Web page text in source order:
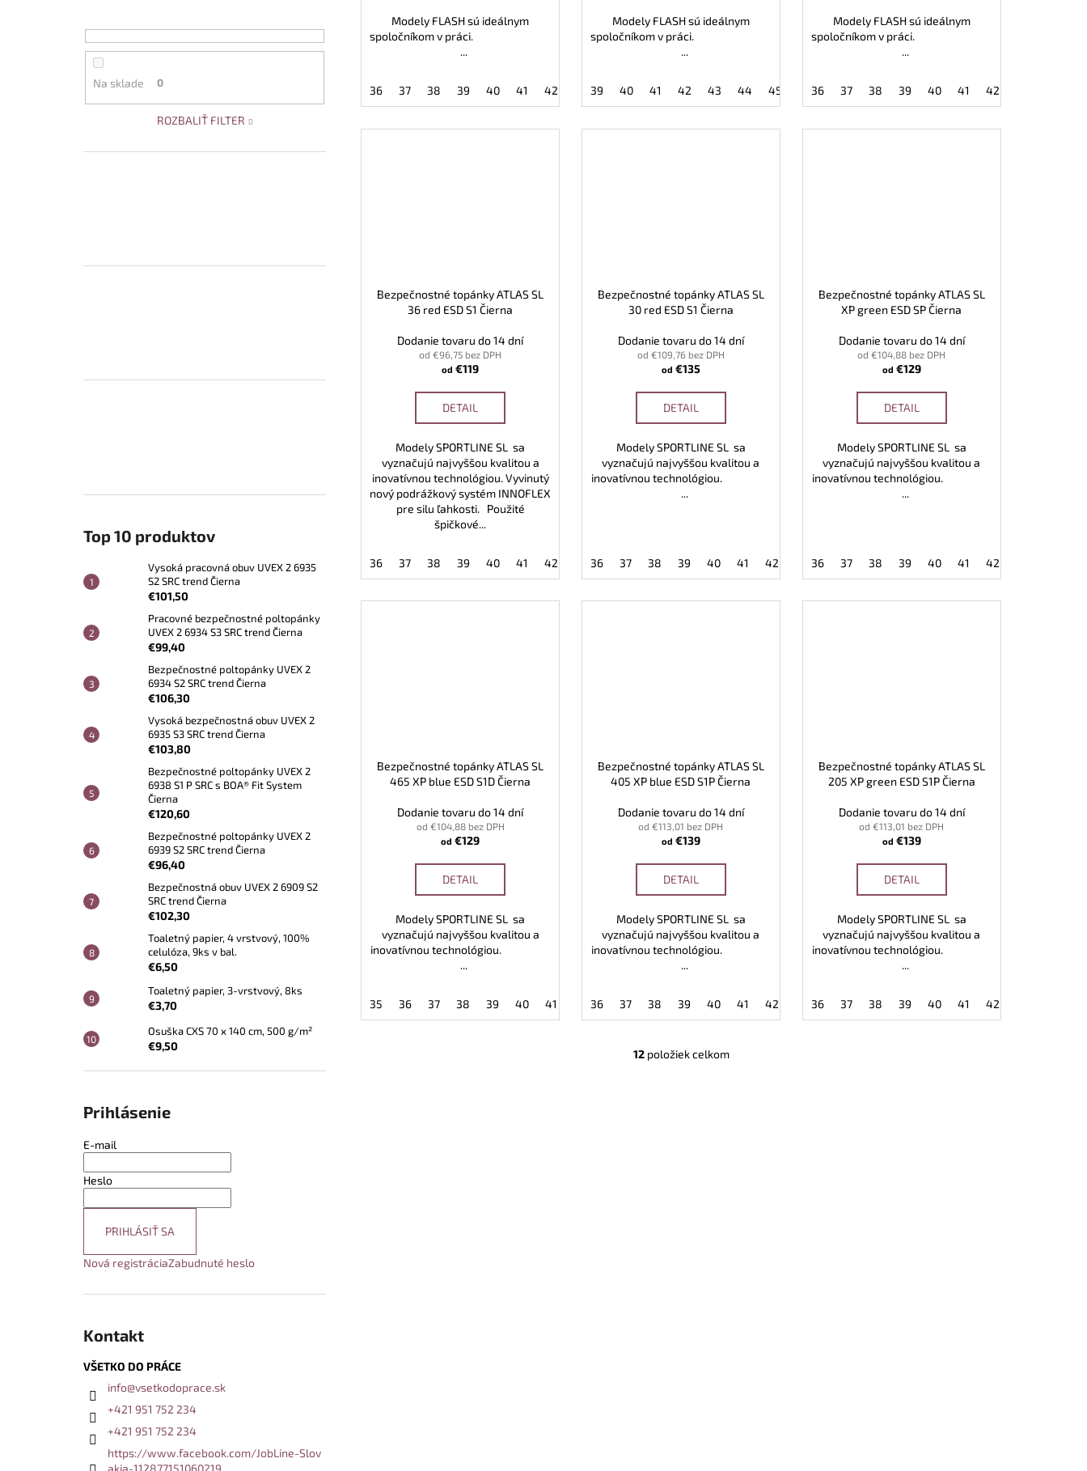
Na sklade 0
ROZBALIŤ FILTER
Top 10 produktov
Vysoká pracovná obuv UVEX 2 6935
S2 SRC trend Čierna
€101,50
Pracovné bezpečnostné poltopánky
UVEX 2 6934 S3 SRC trend Čierna
€99,40
Bezpečnostné poltopánky UVEX 2
6934 S2 SRC trend Čierna
€106,30
Vysoká bezpečnostná obuv UVEX 2
6935 S3 SRC trend Čierna
€103,80
Bezpečnostné poltopánky UVEX 2
6938 S1 P SRC s BOA® Fit System
Čierna
€120,60
Bezpečnostné poltopánky UVEX 2
6939 S2 SRC trend Čierna
€96,40
Bezpečnostná obuv UVEX 2 6909 S2
SRC trend Čierna
€102,30
Toaletný papier, 4 vrstvový, 100%
celulóza, 9ks v bal.
€6,50
Toaletný papier, 3-vrstvový, 8ks
€3,70
Osuška CXS 70 x 140 cm, 500 g/m²
€9,50
Prihlásenie
E-mail
Heslo
PRIHLÁSIŤ SA
Nová registráciaZabudnuté heslo
Kontakt
VŠETKO DO PRÁCE
info@vsetkodoprace.sk
+421 951 752 234
+421 951 752 234
https://www.facebook.com/JobLine-Slov
akia-112877151060219
Modely FLASH sú ideálnym
spoločníkom v práci.
...
36 37 38 39 40 41 42 46 47 48 49
Modely FLASH sú ideálnym
spoločníkom v práci.
...
39 40 41 42 43 44 45 46 47 48 49
Modely FLASH sú ideálnym
spoločníkom v práci.
...
36 37 38 39 40 41 42
Bezpečnostné topánky ATLAS SL
36 red ESD S1 Čierna
Dodanie tovaru do 14 dní
od €96,75 bez DPH
od €119
DETAIL
Modely SPORTLINE SL sa
vyznačujú najvyššou kvalitou a
inovatívnou technológiou. Vyvinutý
nový podrážkový systém INNOFLEX
pre silu ľahkosti. Použité
špičkové...
36 37 38 39 40 41 42 45 46 47 48 49
Bezpečnostné topánky ATLAS SL
30 red ESD S1 Čierna
Dodanie tovaru do 14 dní
od €109,76 bez DPH
od €135
DETAIL
Modely SPORTLINE SL sa
vyznačujú najvyššou kvalitou a
inovatívnou technológiou.
...
36 37 38 39 40 41 42 47 48 49
Bezpečnostné topánky ATLAS SL
XP green ESD SP Čierna
Dodanie tovaru do 14 dní
od €104,88 bez DPH
od €129
DETAIL
Modely SPORTLINE SL sa
vyznačujú najvyššou kvalitou a
inovatívnou technológiou.
...
36 37 38 39 40 41 42
Bezpečnostné topánky ATLAS SL
465 XP blue ESD S1D Čierna
Dodanie tovaru do 14 dní
od €104,88 bez DPH
od €129
DETAIL
Modely SPORTLINE SL sa
vyznačujú najvyššou kvalitou a
inovatívnou technológiou.
...
35 36 37 38 39 40 41 46 47 48
Bezpečnostné topánky ATLAS SL
405 XP blue ESD S1P Čierna
Dodanie tovaru do 14 dní
od €113,01 bez DPH
od €139
DETAIL
Modely SPORTLINE SL sa
vyznačujú najvyššou kvalitou a
inovatívnou technológiou.
...
36 37 38 39 40 41 42 47 48 49
Bezpečnostné topánky ATLAS SL
205 XP green ESD S1P Čierna
Dodanie tovaru do 14 dní
od €113,01 bez DPH
od €139
DETAIL
Modely SPORTLINE SL sa
vyznačujú najvyššou kvalitou a
inovatívnou technológiou.
...
36 37 38 39 40 41 42
O
12položiek celkom